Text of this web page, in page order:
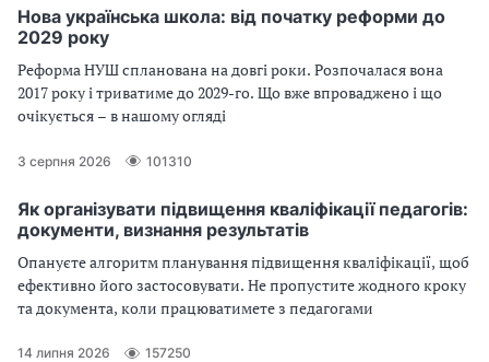
Нова українська школа: від початку реформи до
2029 року
Реформа НУШ спланована на довгі роки. Розпочалася вона
2017 року і триватиме до 2029-го. Що вже впроваджено і що
очікується – в нашому огляді
3 серпня 2026 101310
Як організувати підвищення кваліфікації педагогів:
документи, визнання результатів
Опануєте алгоритм планування підвищення кваліфікації, щоб
ефективно його застосовувати. Не пропустите жодного кроку
та документа, коли працюватимете з педагогами
14 липня 2026 157250